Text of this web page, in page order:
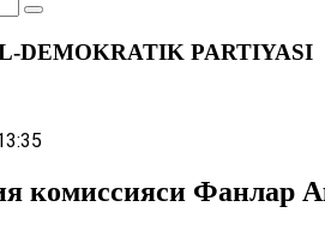
DEMOKRATIK PARTIYASI
комиссияси Фанлар